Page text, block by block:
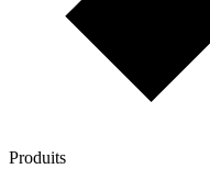
Produits